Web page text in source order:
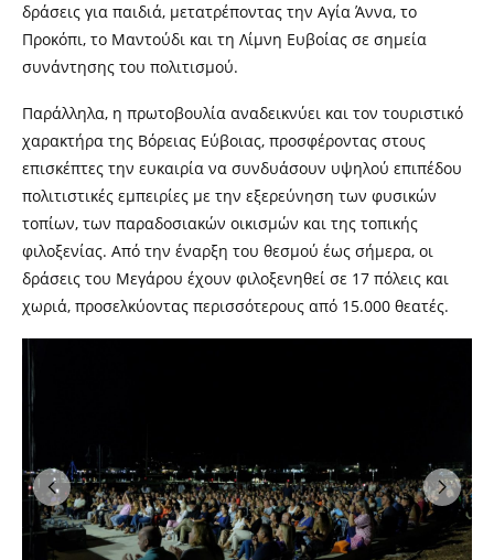
δράσεις για παιδιά, μετατρέποντας την Αγία Άννα, το
Προκόπι, το Μαντούδι και τη Λίμνη Ευβοίας σε σημεία
συνάντησης του πολιτισμού.
Παράλληλα, η πρωτοβουλία αναδεικνύει και τον τουριστικό
χαρακτήρα της Βόρειας Εύβοιας, προσφέροντας στους
επισκέπτες την ευκαιρία να συνδυάσουν υψηλού επιπέδου
πολιτιστικές εμπειρίες με την εξερεύνηση των φυσικών
τοπίων, των παραδοσιακών οικισμών και της τοπικής
φιλοξενίας. Από την έναρξη του θεσμού έως σήμερα, οι
δράσεις του Μεγάρου έχουν φιλοξενηθεί σε 17 πόλεις και
χωριά, προσελκύοντας περισσότερους από 15.000 θεατές.